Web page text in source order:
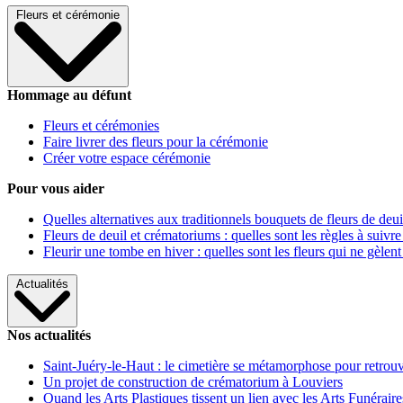
Fleurs et cérémonie
Hommage au défunt
Fleurs et cérémonies
Faire livrer des fleurs pour la cérémonie
Créer votre espace cérémonie
Pour vous aider
Quelles alternatives aux traditionnels bouquets de fleurs de
Fleurs de deuil et crématoriums : quelles sont les règles à
Fleurir une tombe en hiver : quelles sont les fleurs qui ne gèlent
Actualités
Nos actualités
Saint-Juéry-le-Haut : le cimetière se métamorphose pour
Un projet de construction de crématorium à Louviers
Quand les Arts Plastiques tissent un lien avec les Arts